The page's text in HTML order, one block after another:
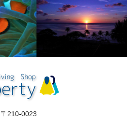
〒210-0023